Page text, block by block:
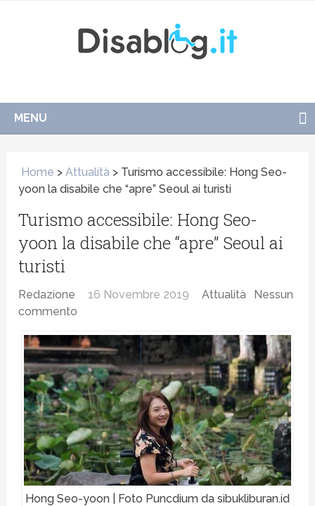
MENU
Home >Attualità > Turismo accessibile: Hong Seo-
yoon la disabile che “apre” Seoul ai turisti
Turismo accessibile: Hong Seo-
yoon la disabile che “apre” Seoul ai
turisti
Redazione 16 Novembre 2019 Attualità
Nessun
commento
Hong Seo-yoon | Foto Puncdium da sibukliburan.id